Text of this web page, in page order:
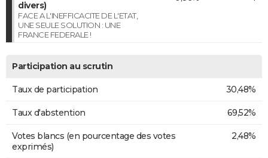
divers)
FACE A L'INEFFICACITE DE L'ETAT,
UNE SEULE SOLUTION : UNE
FRANCE FEDERALE !
Participation au scrutin
Taux de participation 30,48%
Taux d'abstention 69,52%
Votes blancs (en pourcentage des votes
exprimés)
2,48%